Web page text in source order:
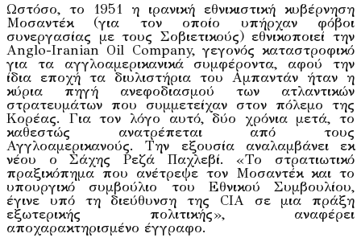
Ωστόσο, το 1951 η ιρανική εθνικιστική κυβέρνηση
Μοσαντέκ (για τον οποίο υπήρχαν φόβοι
συνεργασίας με τους Σοβιετικούς) εθνικοποιεί την
Anglo-Iranian Oil Company, γεγονός καταστροφικό
για τα αγγλοαμερικανικά συμφέροντα, αφού την
ίδια εποχή τα διυλιστήρια του Αμπαντάν ήταν η
κύρια πηγή ανεφοδιασμού των ατλαντικών
στρατευμάτων που συμμετείχαν στον πόλεμο της
Κορέας. Για τον λόγο αυτό, δύο χρόνια μετά, το
καθεστώς ανατρέπεται από τους
Αγγλοαμερικανούς. Την εξουσία αναλαμβάνει εκ
νέου ο Σάχης Ρεζά Παχλεβί. «Το στρατιωτικό
πραξικόπημα που ανέτρεψε τον Μοσαντέκ και το
υπουργικό συμβούλιο του Εθνικού Συμβουλίου,
έγινε υπό τη διεύθυνση της CIA σε μια πράξη
εξωτερικής πολιτικής», αναφέρει
αποχαρακτηρισμένο έγγραφο.